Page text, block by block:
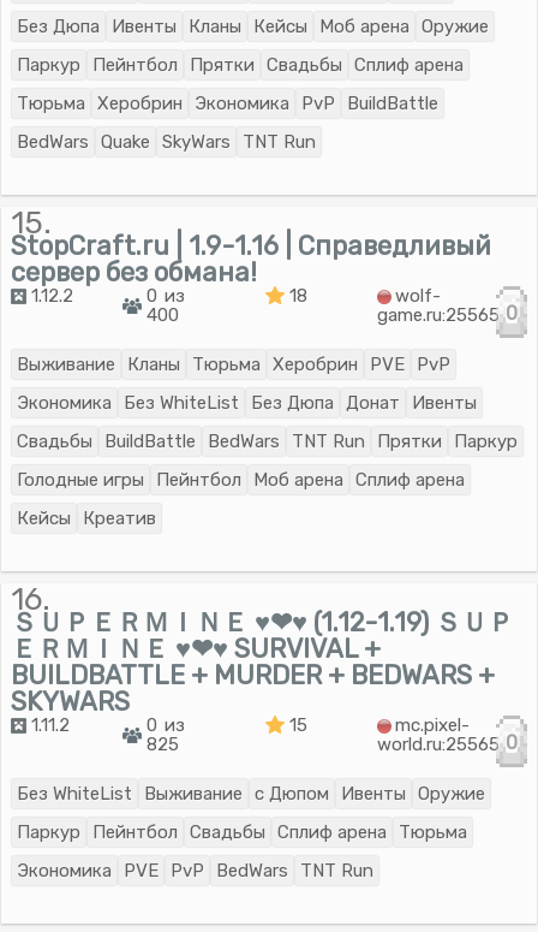
Без Дюпа
Ивенты Кланы Кейсы Моб арена
Оружие
Паркур
Пейнтбол Прятки Свадьбы
Сплиф арена
Тюрьма
Херобрин Экономика PvP
BuildBattle
BedWars
Quake SkyWars TNT Run
15.
StopCraft.ru | 1.9-1.16 | Справедливый
сервер без обмана!
1.12.2
0 из
400
18
wolf-
game.ru:25565 0
Выживание Кланы Тюрьма Херобрин PVE
PvP
Экономика
Без WhiteList Без Дюпа Донат
Ивенты
Свадьбы
BuildBattle BedWars TNT Run Прятки
Паркур
Голодные игры
Пейнтбол Моб арена
Сплиф арена
Кейсы
Креатив
16.
ＳＵＰＥＲＭＩＮＥ ♥❤♥ (1.12-1.19) ＳＵＰ
ＥＲＭＩＮＥ ♥❤♥ SURVIVAL +
BUILDBATTLE + MURDER + BEDWARS +
SKYWARS
1.11.2
0 из
825
15
mc.pixel-
world.ru:25565 0
Без WhiteList Выживание с Дюпом Ивенты
Оружие
Паркур
Пейнтбол Свадьбы Сплиф арена
Тюрьма
Экономика
PVE PvP BedWars TNT Run